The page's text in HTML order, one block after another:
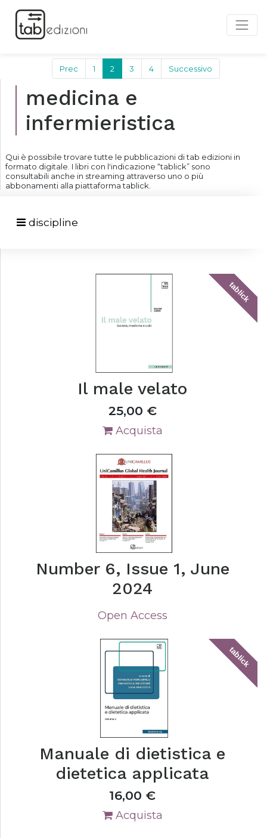
Prec 1 2 3 4 Successivo
medicina e
infermieristica
Qui è possibile trovare tutte le pubblicazioni di tab edizioni in
formato digitale. I libri con l'indicazione “tablick” sono
consultabili anche in streaming attraverso uno o più
abbonamenti alla piattaforma tablick.
discipline
tablick
Il male velato
25,00 €
Acquista
Number 6, Issue 1, June
2024
Open Access
tablick
Manuale di dietistica e
dietetica applicata
16,00 €
Acquista